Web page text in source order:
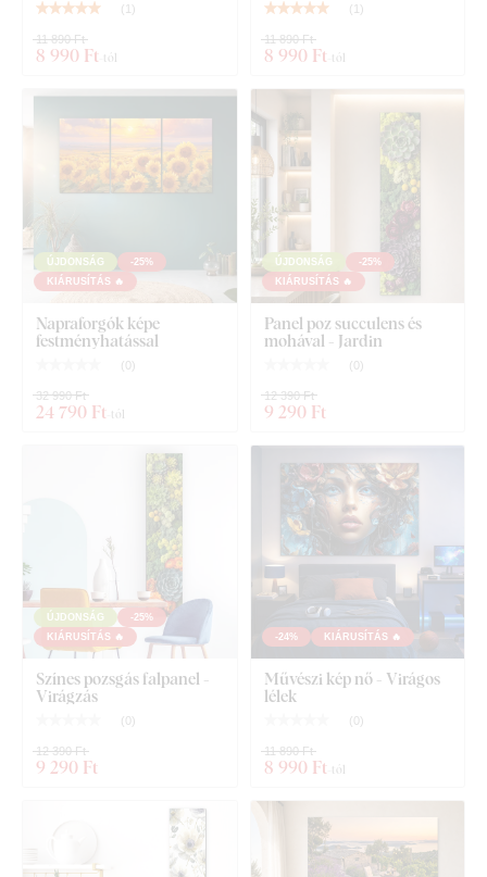
A kép hátulján található akasztók
segítségével könnyedén
rögzítheti a falra. Javasoljuk, hogytipliket vagy erősebb
szögeket használjon, mivel képeink nehezebbek, mint a
hagyományos vászonképek. Masszívabb kialakításuknak
köszönhetően stabilabban tartanak a falon. Az egyes méretek
súlyát a műszaki paraméterek között találja.
Ajánlott tipliket
vagy erősebb szögeket használni az akasztáshoz.
21x31 cm és 32x48 cm méret esetén a kép egy
akasztót tartalmaz.
akasztót tartalmaz.
Mit talál a csomagban?
( 1 )
8 990 Ft -tól
11 890 Ft
( 1 )
8 990 Ft -tól
11 890 Ft
ÚJDONSÁG
-25%
KIÁRUSÍTÁS 🔥
Napraforgók képe
festményhatással
( 0)
24 790 Ft -tól
32 990 Ft
ÚJDONSÁG
-25%
KIÁRUSÍTÁS 🔥
Panel poz succulens és
mohával - Jardin
( 0)
9 290 Ft
12 390 Ft
ÚJDONSÁG
-25%
KIÁRUSÍTÁS 🔥
Színes pozsgás falpanel -
Virágzás
( 0)
9 290 Ft
12 390 Ft
-24% KIÁRUSÍTÁS 🔥
Művészi kép nő - Virágos
lélek
( 0)
8 990 Ft -tól
11 890 Ft